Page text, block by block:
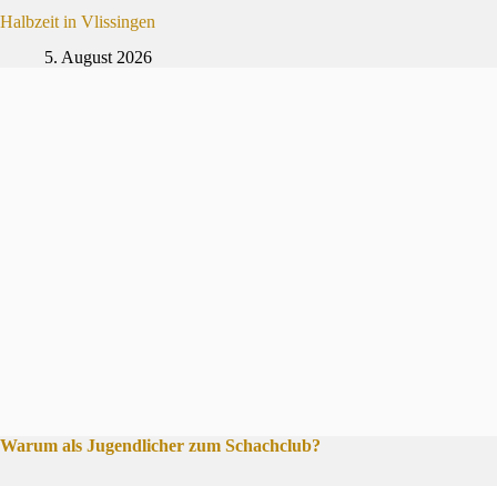
Halbzeit in Vlissingen
5. August 2026
Warum als Jugendlicher zum Schachclub?